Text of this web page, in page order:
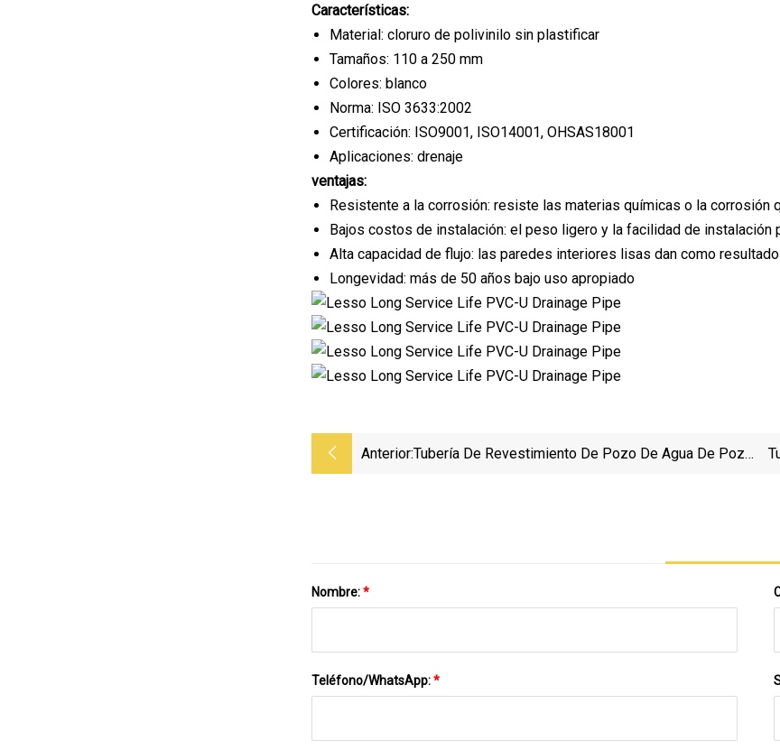
Características:
Material: cloruro de polivinilo sin plastificar
Tamaños: 110 a 250 mm
Colores: blanco
Norma: ISO 3633:2002
Certificación: ISO9001, ISO14001, OHSAS18001
Aplicaciones: drenaje
ventajas:
Resistente a la corrosión: resiste las materias químicas o la corrosión
Bajos costos de instalación: el peso ligero y la facilidad de
Alta capacidad de flujo: las paredes interiores lisas dan como
Longevidad: más de 50 años bajo uso apropiado
Anterior:Tubería De Revestimiento De Pozo De Agua De Pozo
Nombre:*
Teléfono/WhatsApp:*